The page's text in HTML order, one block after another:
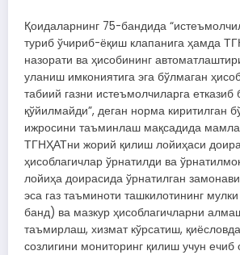
Қоидаларнинг 75-бандида
туриб ўчириб-ёқиш клапанига ҳамда
назорати ва ҳисобининг
уланиш имкониятига эга бўлмаган
табиий газни истеъмолчиларга
қўйилмайди”, деган норма киритилган
ижросини таъминлаш мақсадида
ТГНҲАТни жорий қилиш лойиҳаси
ҳисоблагичлар ўрнатилди ва
лойиҳа доирасида ўрнатилган
эса газ таъминоти ташкилотининг
банд) ва мазкур ҳисоблагичларни
таъмирлаш, хизмат кўрсатиш,
созлигини мониторинг қилиш учун